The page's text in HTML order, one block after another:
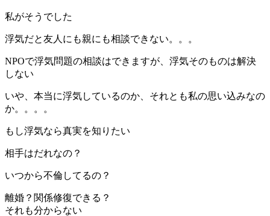
私がそうでした
浮気だと友人にも親にも相談できない。。。
NPOで浮気問題の相談はできますが、浮気そのものは解決
しない
いや、本当に浮気しているのか、それとも私の思い込みなの
か。。。。
もし浮気なら真実を知りたい
相手はだれなの？
いつから不倫してるの？
離婚？関係修復できる？
それも分からない